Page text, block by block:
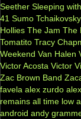
Seether Sleeping
41 Sumo Tchaikovsky
Hollies The Jam The
Tomatito Tracy
Weekend Van Halen
Victor Acosta Victor
Zac Brown Band
favela alex zurdo
remains all time low
android andy